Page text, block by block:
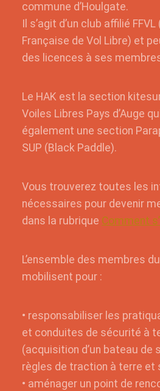
commune d’Houlgate.
Il s’agit d’un club affilié
Française de Vol Libre) et
des licences à ses
Le HAK est la section
Voiles Libres Pays d’Auge
également une section
SUP (Black Paddle).
Vous trouverez toutes les
nécessaires pour devenir
dans la rubrique Comment
L’ensemble des membres
mobilisent pour :
• responsabiliser les
et conduites de sécurité à
(acquisition d’un bateau de
règles de traction à terre et
• aménager un point de